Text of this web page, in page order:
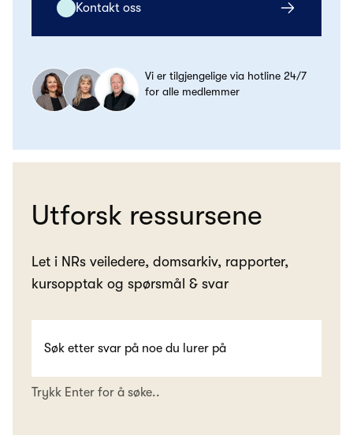
Kontakt oss
Vi er tilgjengelige via hotline 24/7
for alle medlemmer
Utforsk ressursene
Let i NRs veiledere, domsarkiv, rapporter,
kursopptak og spørsmål & svar
Trykk Enter for å søke..